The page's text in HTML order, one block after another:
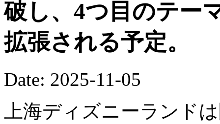
破し、4つ目のテー
拡張される予定。
Date: 2025-11-05
上海ディズニーランド